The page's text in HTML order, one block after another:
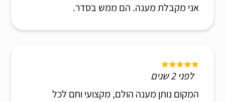
אני מקבלת מענה. הם ממש בסדר.
לפני 2 שנים
המקום נותן מענה הולם, מקצועי וחם לכל